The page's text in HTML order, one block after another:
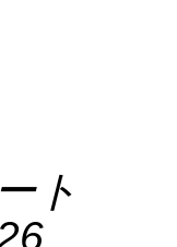
ト